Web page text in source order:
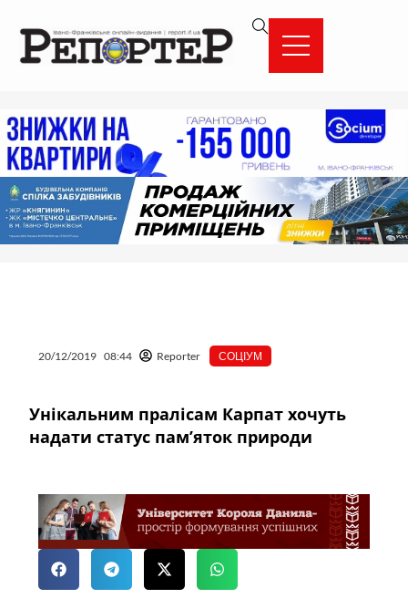
вмісту
20/12/2019 08:44 Reporter СОЦІУМ
Унікальним пралісам Карпат хочуть
надати статус пам’яток природи